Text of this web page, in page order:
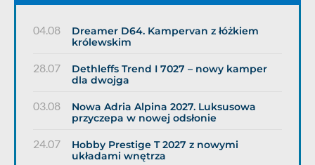
04.08
Dreamer D64. Kampervan z łóżkiem
królewskim
28.07
Dethleffs Trend I 7027 – nowy kamper
dla dwojga
03.08
Nowa Adria Alpina 2027. Luksusowa
przyczepa w nowej odsłonie
24.07
Hobby Prestige T 2027 z nowymi
układami wnętrza